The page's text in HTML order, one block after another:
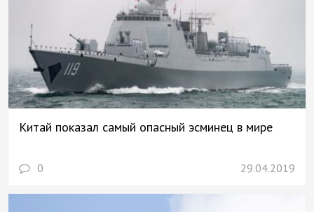
Китай показал самый опасный эсминец в мире
0 29.04.2019